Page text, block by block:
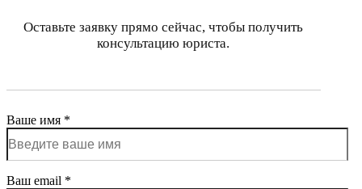
Оставьте заявку прямо сейчас, чтобы получить
консультацию юриста.
Ваше имя *
Ваш email *